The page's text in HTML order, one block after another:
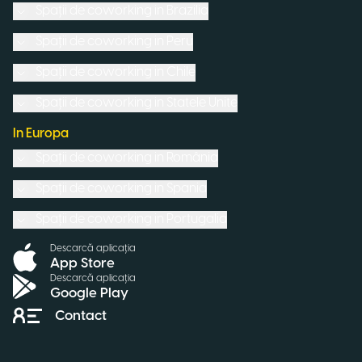
In Europa
Descarcă aplicația
App Store
Descarcă aplicația
Google Play
Contact